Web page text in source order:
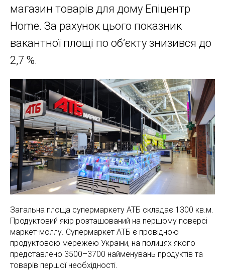
магазин товарів для дому Епіцентр
Home. За рахунок цього показник
вакантної площі по об’єкту знизився до
2,7 %.
Загальна площа супермаркету АТБ складає 1300 кв.м.
Продуктовий якір розташований на першому поверсі
маркет-моллу. Супермаркет АТБ є провідною
продуктовою мережею України, на полицях якого
представлено 3500–3700 найменувань продуктів та
товарів першої необхідності.